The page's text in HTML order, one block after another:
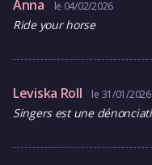
Anna le 04/02/2026
Ride your horse
Leviska Roll le 31/01/2026
Singers est une